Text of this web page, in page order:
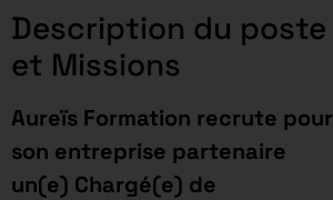
Description du poste
et Missions
Aureïs Formation recrute pour
son entreprise partenaire
un(e) Chargé(e) de